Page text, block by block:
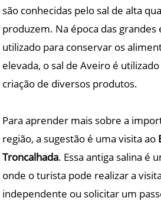
são conhecidas pelo sal de alta
produzem. Na época das grandes
utilizado para conservar os
elevada, o sal de Aveiro é
criação de diversos produtos.
Para aprender mais sobre a
região, a sugestão é uma visita ao
Troncalhada. Essa antiga salina é
onde o turista pode realizar a
independente ou solicitar um